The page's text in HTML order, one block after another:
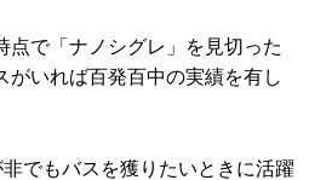
点で「ナノシグレ」を見切った
がいれば百発百中の実績を有し
でもバスを獲りたいときに活躍